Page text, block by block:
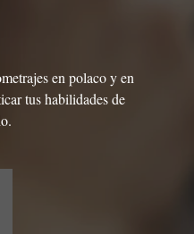
en polaco y en
tus habilidades de